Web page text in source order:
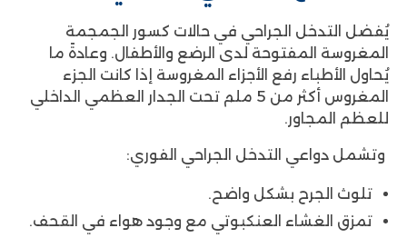
يُفضل التدخل الجراحي في حالات كسور الجمجمة
المغروسة المفتوحة لدى الرضع والأطفال. وعادةً ما
يُحاول الأطباء رفع الأجزاء المغروسة إذا كانت الجزء
المغروس أكثر من 5 ملم تحت الجدار العظمي الداخلي
للعظم المجاور.
وتشمل دواعي التدخل الجراحي الفوري:
تلوث الجرح بشكل واضح.
تمزق الغشاء العنكبوتي مع وجود هواء في القحف.